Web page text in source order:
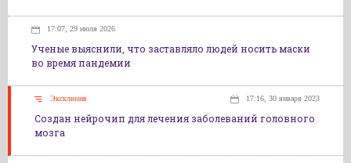
17:07, 29 июля 2026
Ученые выяснили, что заставляло людей носить маски
во время пандемии
Эксклюзив 17:16, 30 января 2023
Создан нейрочип для лечения заболеваний головного
мозга